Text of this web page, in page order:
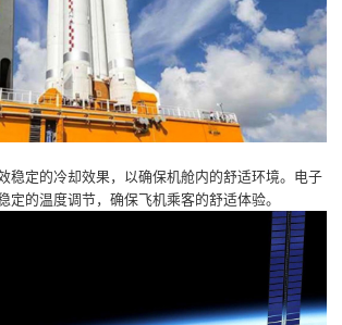
稳定的冷却效果，以确保机舱内的舒适环境。电子
定的温度调节，确保飞机乘客的舒适体验。